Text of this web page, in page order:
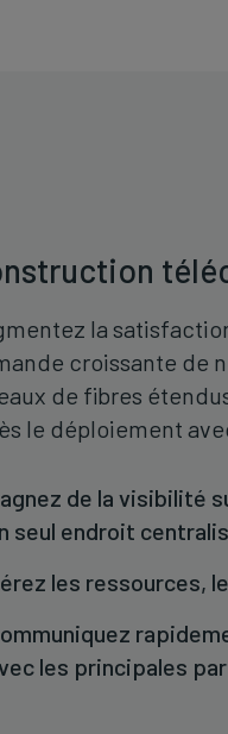
la
croissante de
de fibres
le déploiement
de la visibilité
seul endroit
les ressources,
les principales